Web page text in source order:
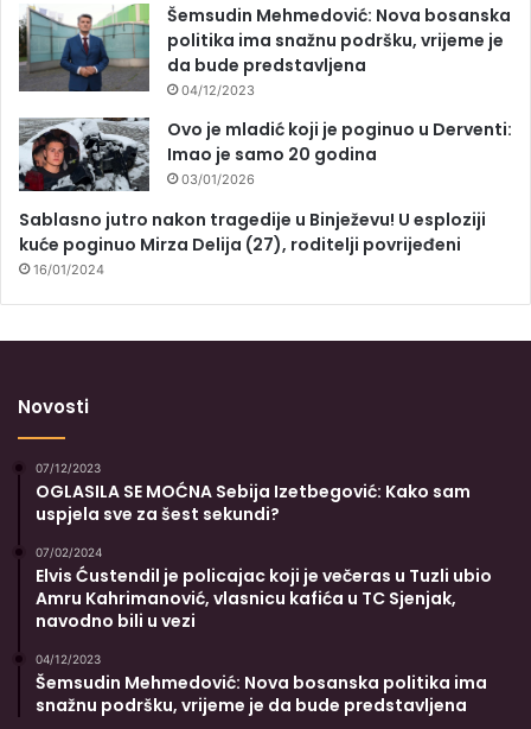
Šemsudin Mehmedović: Nova bosanska
politika ima snažnu podršku, vrijeme je
da bude predstavljena
04/12/2023
Ovo je mladić koji je poginuo u Derventi:
Imao je samo 20 godina
03/01/2026
Sablasno jutro nakon tragedije u Binježevu! U esploziji
kuće poginuo Mirza Delija (27), roditelji povrijeđeni
16/01/2024
Novosti
07/12/2023
OGLASILA SE MOĆNA Sebija Izetbegović: Kako sam
uspjela sve za šest sekundi?
07/02/2024
Elvis Ćustendil je policajac koji je večeras u Tuzli ubio
Amru Kahrimanović, vlasnicu kafića u TC Sjenjak,
navodno bili u vezi
04/12/2023
Šemsudin Mehmedović: Nova bosanska politika ima
snažnu podršku, vrijeme je da bude predstavljena